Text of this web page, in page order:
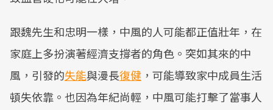
跟魏先生和忠明一樣，中風的人可能都正值壯年，在
家庭上多扮演著經濟支撐者的角色。突如其來的中
風，引發的失能與漫長復健 ，可能導致家中成員生活
頓失依靠。也因為年紀尚輕，中風可能打擊了當事人